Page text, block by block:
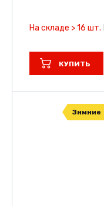
На складе > 16 шт.
КУПИТЬ
Зимние